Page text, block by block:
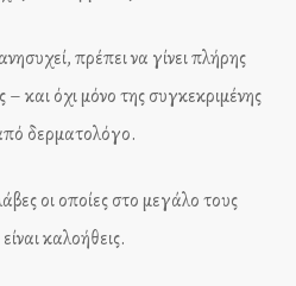
πρέπει να γίνει πλήρης
και όχι μόνο της συγκεκριμένης
δερματολόγο.
οι οποίες στο μεγάλο τους
καλοήθεις.